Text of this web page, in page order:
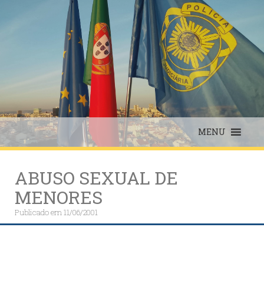
MENU
ABUSO SEXUAL DE
MENORES
Publicado em11/06/2001